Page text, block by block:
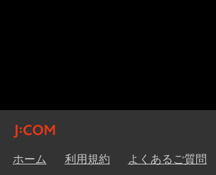
ホーム 利用規約 よくあるご質問